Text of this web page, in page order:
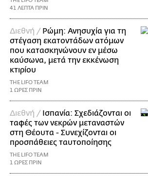
41 ΛΕΠΤΑ ΠΡΙΝ
Διεθνή / Ρώμη: Ανησυχία για τη
στέγαση εκατοντάδων ατόμων
που κατασκηνώνουν εν μέσω
καύσωνα, μετά την εκκένωση
κτιρίου
THE LIFO TEAM
1 ΩΡΕΣ ΠΡΙΝ
Διεθνή / Ισπανία: Σχεδιάζονται οι
ταφές των νεκρών μεταναστών
στη Θέουτα - Συνεχίζονται οι
προσπάθειες ταυτοποίησης
THE LIFO TEAM
1 ΩΡΕΣ ΠΡΙΝ